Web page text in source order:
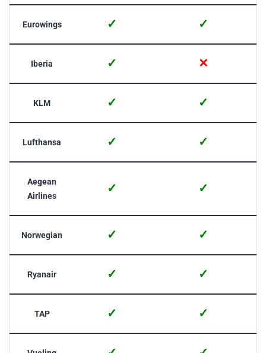
Eurowings ✓ ✓
Iberia ✓ ✕
KLM ✓ ✓
Lufthansa ✓ ✓
Aegean
Airlines
✓ ✓
Norwegian ✓ ✓
Ryanair ✓ ✓
TAP ✓ ✓